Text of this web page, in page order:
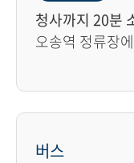
청사까지 20분
오송역 정류장
버스